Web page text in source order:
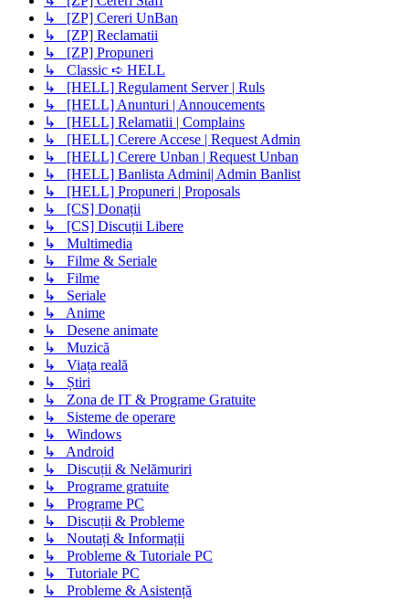
↳ [ZP] Cereri UnBan
↳ [ZP] Reclamatii
↳ [ZP] Propuneri
↳ Classic ➪ HELL
↳ [HELL] Regulament Server | Ruls
↳ [HELL] Anunturi | Annoucements
↳ [HELL] Relamatii | Complains
↳ [HELL] Cerere Accese | Request Admin
↳ [HELL] Cerere Unban | Request Unban
↳ [HELL] Banlista Admini| Admin Banlist
↳ [HELL] Propuneri | Proposals
↳ [CS] Donații
↳ [CS] Discuții Libere
↳ Multimedia
↳ Filme & Seriale
↳ Filme
↳ Seriale
↳ Anime
↳ Desene animate
↳ Muzică
↳ Viața reală
↳ Știri
↳ Zona de IT & Programe Gratuite
↳ Sisteme de operare
↳ Windows
↳ Android
↳ Discuții & Nelămuriri
↳ Programe gratuite
↳ Programe PC
↳ Discuții & Probleme
↳ Noutați & Informații
↳ Probleme & Tutoriale PC
↳ Tutoriale PC
↳ Probleme & Asistență